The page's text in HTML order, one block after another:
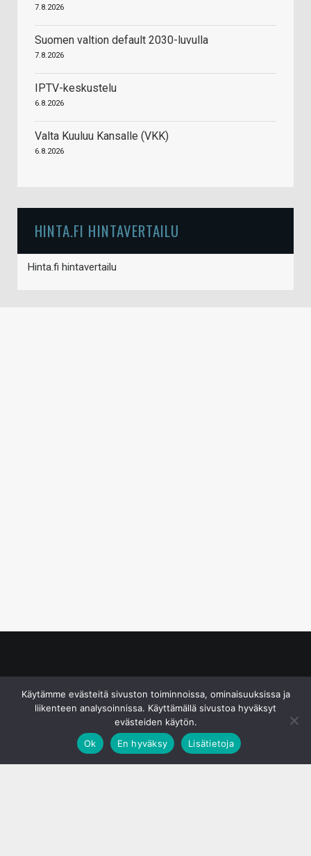
7.8.2026
Suomen valtion default 2030-luvulla
7.8.2026
IPTV-keskustelu
6.8.2026
Valta Kuuluu Kansalle (VKK)
6.8.2026
HINTA.FI HINTAVERTAILU
Hinta.fi hintavertailu
Käytämme evästeitä sivuston toiminnoissa, ominaisuuksissa ja
liikenteen analysoinnissa. Käyttämällä sivustoa hyväksyt
evästeiden käytön.
Ok
En hyväksy Lisätietoja